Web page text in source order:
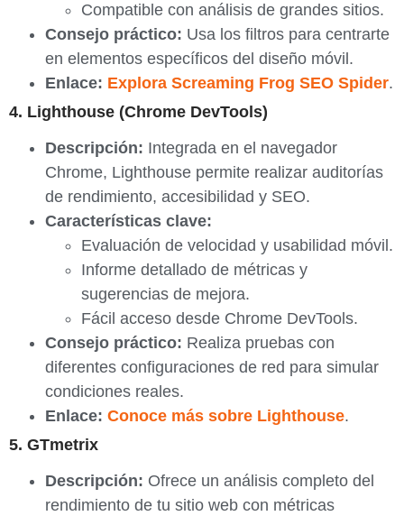
Compatible con análisis de grandes sitios.
Consejo práctico: Usa los filtros para centrarte
en elementos específicos del diseño móvil.
Enlace: Explora Screaming Frog SEO Spider.
4. Lighthouse (Chrome DevTools)
Descripción: Integrada en el navegador
Chrome, Lighthouse permite realizar auditorías
de rendimiento, accesibilidad y SEO.
Características clave:
Evaluación de velocidad y usabilidad móvil.
Informe detallado de métricas y
sugerencias de mejora.
Fácil acceso desde Chrome DevTools.
Consejo práctico: Realiza pruebas con
diferentes configuraciones de red para simular
condiciones reales.
Enlace: Conoce más sobre Lighthouse.
5. GTmetrix
Descripción: Ofrece un análisis completo del
rendimiento de tu sitio web con métricas